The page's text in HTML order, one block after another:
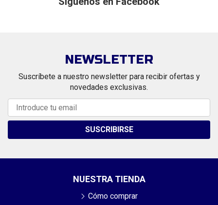
NEWSLETTER
Suscríbete a nuestro newsletter para recibir ofertas y
novedades exclusivas.
SUSCRIBIRSE
NUESTRA TIENDA
Cómo comprar